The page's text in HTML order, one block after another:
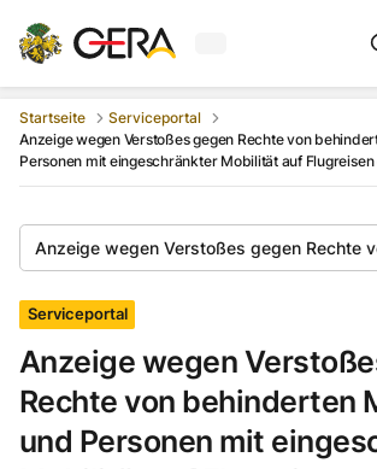
Aktuelles Wetter in
Startseite
Serviceportal
Anzeige wegen Verstoßes gegen Rechte von
Personen mit eingeschränkter Mobilität auf
Anzeige wegen Verstoßes gegen Rechte
Serviceportal
Anzeige wegen
Rechte von behinderten
und Personen mit